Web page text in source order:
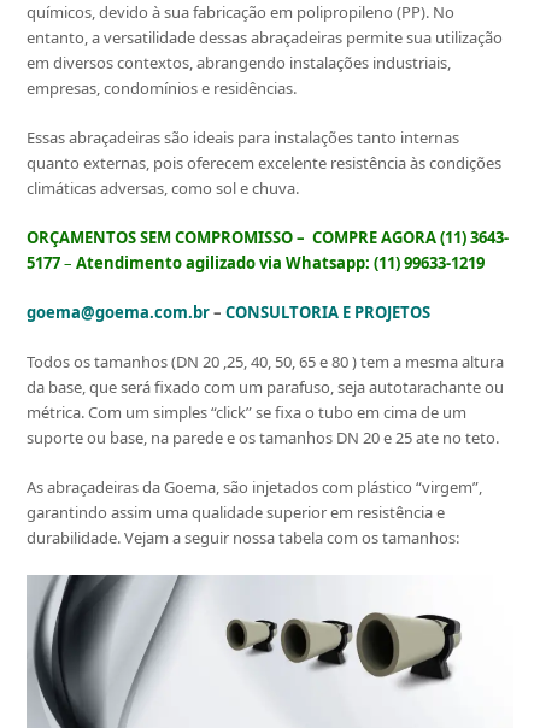
químicos, devido à sua fabricação em polipropileno (PP). No
entanto, a versatilidade dessas abraçadeiras permite sua utilização
em diversos contextos, abrangendo instalações industriais,
empresas, condomínios e residências.
Essas abraçadeiras são ideais para instalações tanto internas
quanto externas, pois oferecem excelente resistência às condições
climáticas adversas, como sol e chuva.
ORÇAMENTOS SEM COMPROMISSO – COMPRE AGORA (11) 3643-
5177–Atendimento agilizado via Whatsapp: (11) 99633-1219
goema@goema.com.br–CONSULTORIA E PROJETOS
Todos os tamanhos (DN 20 ,25, 40, 50, 65 e 80 ) tem a mesma altura
da base, que será fixado com um parafuso, seja autotarachante ou
métrica. Com um simples “click” se fixa o tubo em cima de um
suporte ou base, na parede e os tamanhos DN 20 e 25 ate no teto.
As abraçadeiras da Goema, são injetados com plástico “virgem”,
garantindo assim uma qualidade superior em resistência e
durabilidade. Vejam a seguir nossa tabela com os tamanhos: